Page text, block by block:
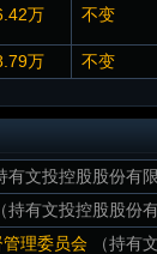
万 不变
万 不变
有文投控股股份有
（持有文投控股股份
理委员会 （持有